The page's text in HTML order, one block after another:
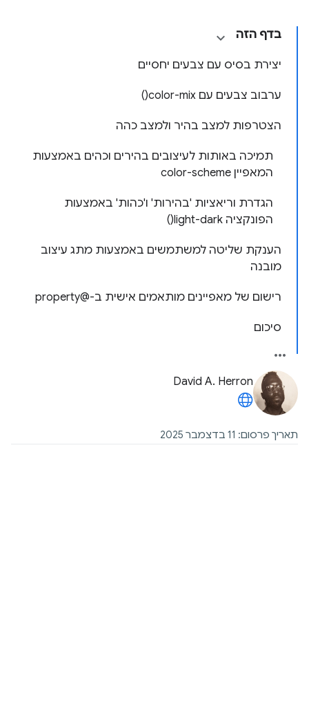
בדף הזה
יצירת בסיס עם צבעים יחסיים
ערבוב צבעים עם color-mix()
הצטרפות למצב בהיר ולמצב כהה
תמיכה באותות לעיצובים בהירים וכהים באמצעות
המאפיין color-scheme
הגדרת וריאציות 'בהירות' ו'כהות' באמצעות
הפונקציה light-dark()
הענקת שליטה למשתמשים באמצעות מתג עיצוב
מובנה
רישום של מאפיינים מותאמים אישית ב-@property
סיכום
David A. Herron
תאריך פרסום: 11 בדצמבר 2025